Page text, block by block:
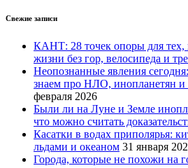
Свежие записи
КАНТ: 28 точек опоры для тех,
жизни без гор, велосипеда и
Неопознанные явления
знаем про НЛО, инопланетян и
февраля 2026
Были ли на Луне и Земле
что можно считать
Касатки в водах приполярья:
льдами и океаном 31 января
Города, которые не похожи на